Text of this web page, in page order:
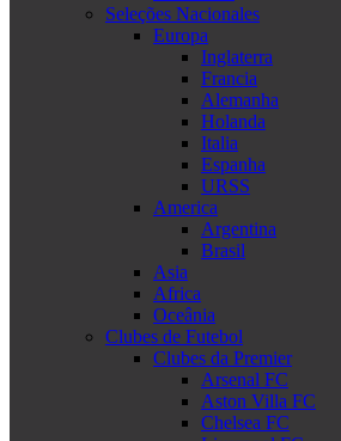
Seleções Nacionales
Europa
Inglaterra
Francia
Alemanha
Holanda
Italia
Espanha
URSS
America
Argentina
Brasil
Asia
Africa
Oceânia
Clubes de Futebol
Clubes da Premier
Arsenal FC
Aston Villa FC
Chelsea FC